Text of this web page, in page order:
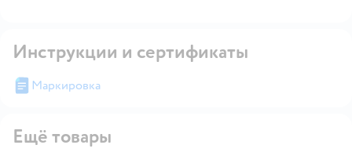
Инструкции и сертификаты
Маркировка
Ещё товары